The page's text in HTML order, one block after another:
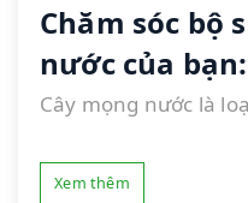
Chăm sóc bộ
nước của
Cây mọng nước là
Xem thêm